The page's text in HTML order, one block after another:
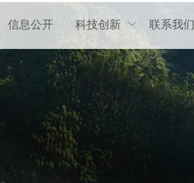
信息公开 科技创新  联系我们